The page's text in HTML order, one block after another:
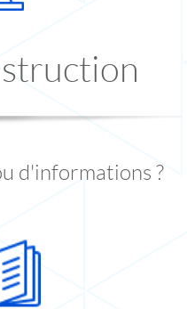
d'informations ?